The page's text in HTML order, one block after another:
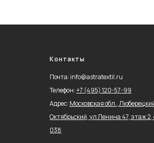
Контакты
Почта: info@astratextil.ru
Телефон:+7 (495) 120-57-99
Адрес: Московская обл.,
Октябрьский, ул Ленина 47, этаж 2,
038